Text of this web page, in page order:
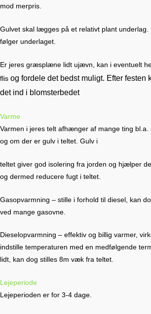
mod merpris.
Gulvet skal lægges på et relativt plant
følger underlaget.
Er jeres græsplæne lidt ujævn, kan i eventuelt
flis og fordele det bedst muligt. Efter festen
det ind i blomsterbedet
Varme
Varmen i jeres telt afhænger af mange ting
og om der er gulv i teltet. Gulv i
teltet giver god isolering fra jorden og hjælper
og dermed reducere fugt i teltet.
Gasopvarmning – stille i forhold til diesel, kan
ved mange gasovne.
Dieselopvarmning – effektiv og billig varmer,
indstille temperaturen med en medfølgende
lidt, kan dog stilles 8m væk fra teltet.
Lejeperiode
Lejeperioden er for 3-4 dage.